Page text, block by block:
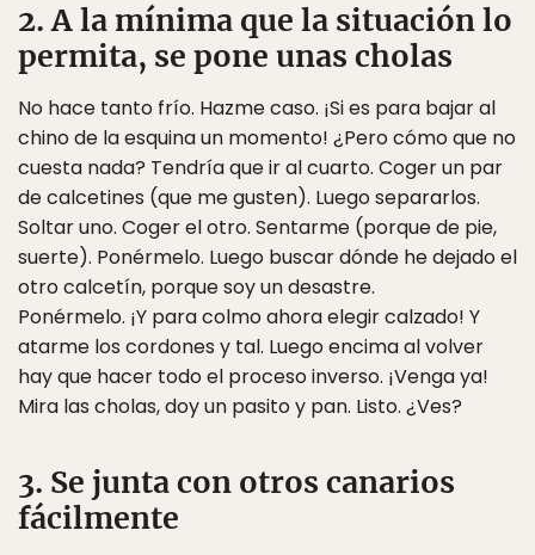
2. A la mínima que la situación lo
permita, se pone unas cholas
No hace tanto frío. Hazme caso. ¡Si es para bajar al
chino de la esquina un momento! ¿Pero cómo que no
cuesta nada? Tendría que ir al cuarto. Coger un par
de calcetines (que me gusten). Luego separarlos.
Soltar uno. Coger el otro. Sentarme (porque de pie,
suerte). Ponérmelo. Luego buscar dónde he dejado el
otro calcetín, porque soy un desastre.
Ponérmelo. ¡Y para colmo ahora elegir calzado! Y
atarme los cordones y tal. Luego encima al volver
hay que hacer todo el proceso inverso. ¡Venga ya!
Mira las cholas, doy un pasito y pan. Listo. ¿Ves?
3. Se junta con otros canarios
fácilmente